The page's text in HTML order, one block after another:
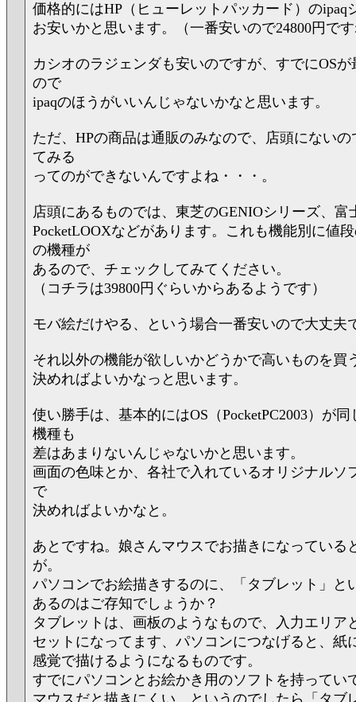
価格的にはHP（ヒューレットパッカード）のipaq
お安いかと思います。（一番安いので24800円で
カシオのラジェンダも安いのですが、すでにOS
ので
ipaqのほうがいいんじゃないかなと思います。
ただ、HPの商品は通販のみなので、店頭にない
てみる
ってのができないんですよね・・・。
店頭にあるものでは、東芝のGENIOシリーズ、富
PocketLOOXなどがあります。これも機能別に値
の機種が
あるので、チェックしてみてください。
（コチラは39800円ぐらいからあるようです）
モバ絵だけやる、という場合一番安いので大丈夫
それ以外の機能が欲しいかどうかで高いものを買
決めればよいかなっと思います。
使い勝手は、基本的にはOS（PocketPC2003）が
機種も
差はあまりないんじゃないかと思います。
画面の色味とか、各社で入れているオリジナルソ
で
決めればよいかなと。
あとですね。娘さんマウスでお描きになっている
が。
パソコンでお絵描きするのに、「タブレット」と
あるのはご存知でしょうか？
タブレットは、画板のようなもので、入力エリア
セットになってます、パソコンにつなげると、紙
感覚で描けるようになるものです。
すでにパソコンとお絵かき用のソフトを持ってい
マウスだと描きにくい、というのでしたら「タブ